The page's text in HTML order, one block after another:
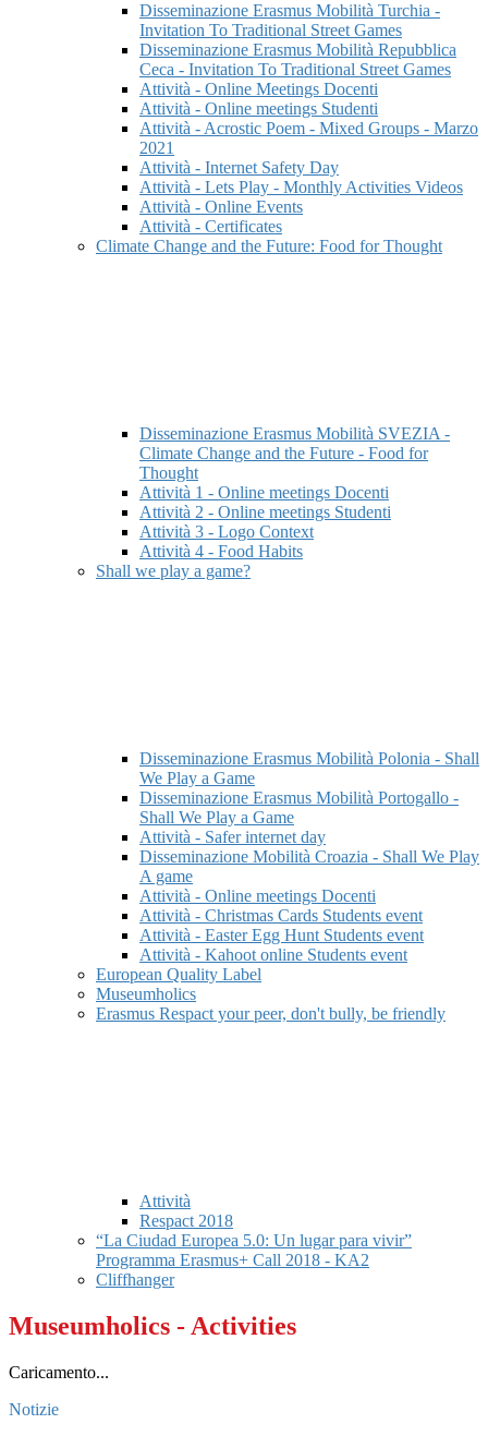
Disseminazione Erasmus Mobilità Turchia -
Invitation To Traditional Street Games
Disseminazione Erasmus Mobilità Repubblica
Ceca - Invitation To Traditional Street Games
Attività - Online Meetings Docenti
Attività - Online meetings Studenti
Attività - Acrostic Poem - Mixed Groups - Marzo
2021
Attività - Internet Safety Day
Attività - Lets Play - Monthly Activities Videos
Attività - Online Events
Attività - Certificates
Climate Change and the Future: Food for Thought
Disseminazione Erasmus Mobilità SVEZIA -
Climate Change and the Future - Food for
Thought
Attività 1 - Online meetings Docenti
Attività 2 - Online meetings Studenti
Attività 3 - Logo Context
Attività 4 - Food Habits
Shall we play a game?
Disseminazione Erasmus Mobilità Polonia - Shall
We Play a Game
Disseminazione Erasmus Mobilità Portogallo -
Shall We Play a Game
Attività - Safer internet day
Disseminazione Mobilità Croazia - Shall We Play
A game
Attività - Online meetings Docenti
Attività - Christmas Cards Students event
Attività - Easter Egg Hunt Students event
Attività - Kahoot online Students event
European Quality Label
Museumholics
Erasmus Respact your peer, don't bully, be friendly
Attività
Respact 2018
“La Ciudad Europea 5.0: Un lugar para vivir”
Programma Erasmus+ Call 2018 - KA2
Cliffhanger
Museumholics - Activities
Caricamento...
Notizie